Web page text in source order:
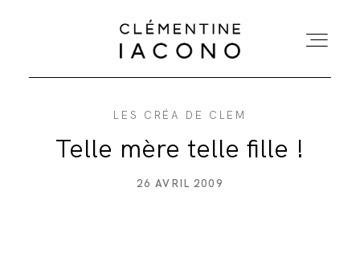
ACCUEIL
LES CRÉA DE CLEM
Telle mère telle fille !
26 AVRIL 2009